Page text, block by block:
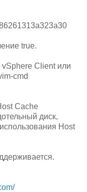
true.
Client или
cmd
Cache
диск,
Host